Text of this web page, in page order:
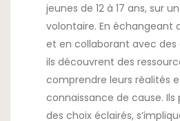
jeunes de 12 à 17 ans, sur
volontaire. En échangeant
et en collaborant avec des
ils découvrent des
comprendre leurs réalités
connaissance de cause.
des choix éclairés,